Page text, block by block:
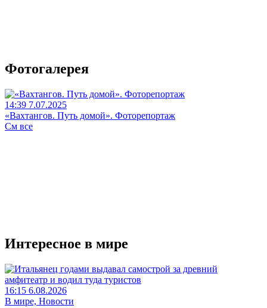
Фотогалерея
14:39 7.07.2025
«Вахтангов. Путь домой». Фоторепортаж
См все
Интересное в мире
16:15 6.08.2026
В мире, Новости